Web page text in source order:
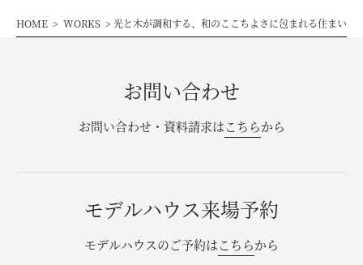
HOME WORKS 光と木が調和する、和のここちよさに包まれる住まい
お問い合わせ
お問い合わせ・資料請求はこちらから
モデルハウス来場予約
モデルハウスのご予約はこちらから